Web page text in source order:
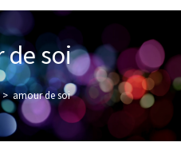
de soi
> amour de soi